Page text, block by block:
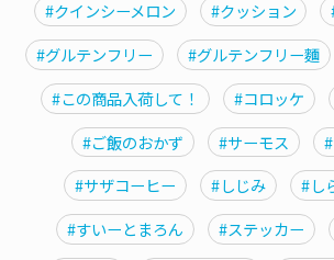
#クインシーメロン
#クッション
#グルテンフリー
#グルテンフリー麵
#この商品入荷して！
#コロッケ
#ご飯のおかず
#サーモス
#サザコーヒー
#しじみ
#し
#すいーとまろん
#ステッカー